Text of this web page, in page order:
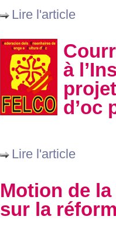
Lire l'article
à
d’oc
Lire l'article
Motion de la
sur la